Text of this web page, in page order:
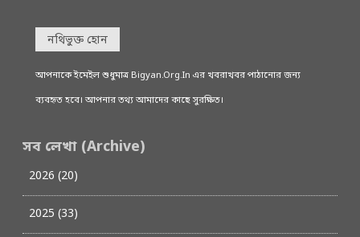
নথিভুক্ত হোন
আপনাকে ইমেইল শুধুমাত্র Bigyan.Org.In এর খবরাখবর পাঠানোর জন্য
ব্যবহৃত হবে। আপনার তথ্য আমাদের কাছে সুরক্ষিত।
সব লেখা (Archive)
2026 (20)
2025 (33)